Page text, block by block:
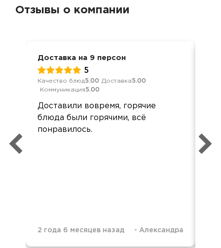
Отзывы о компании
Доставка на 9 персон
5
Качество блюд5.00 Доставка5.00
Коммуникация5.00
Доставили вовремя, горячие
блюда были горячими, всё
понравилось.
2 года 6 месяцев назад - Александра